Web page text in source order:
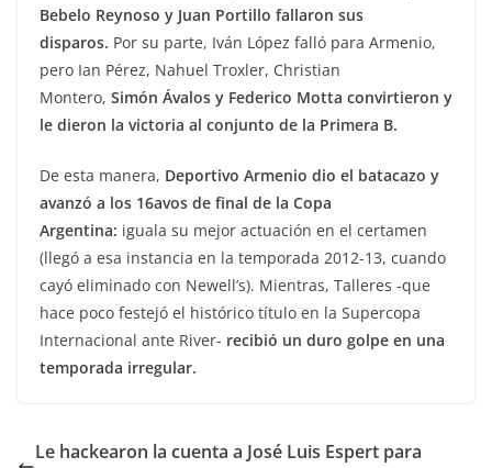
Bebelo Reynoso y Juan Portillo fallaron sus
disparos. Por su parte, Iván López falló para Armenio,
pero Ian Pérez, Nahuel Troxler, Christian
Montero, Simón Ávalos y Federico Motta convirtieron y
le dieron la victoria al conjunto de la Primera B.
De esta manera, Deportivo Armenio dio el batacazo y
avanzó a los 16avos de final de la Copa
Argentina: iguala su mejor actuación en el certamen
(llegó a esa instancia en la temporada 2012-13, cuando
cayó eliminado con Newell’s). Mientras, Talleres -que
hace poco festejó el histórico título en la Supercopa
Internacional ante River- recibió un duro golpe en una
temporada irregular.
Le hackearon la cuenta a José Luis Espert para